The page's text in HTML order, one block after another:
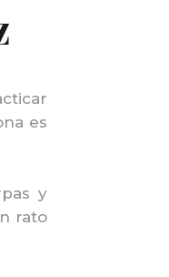
es
y
rato